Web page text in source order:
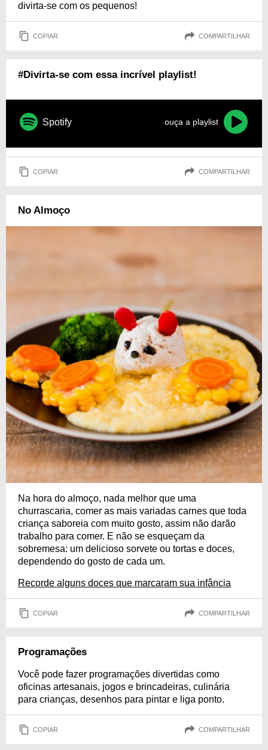
divirta-se com os pequenos!
COPIAR COMPARTILHAR
#Divirta-se com essa incrível playlist!
Spotify ouça a playlist
COPIAR COMPARTILHAR
No Almoço
Na hora do almoço, nada melhor que uma
churrascaria, comer as mais variadas carnes que toda
criança saboreia com muito gosto, assim não darão
trabalho para comer. E não se esqueçam da
sobremesa: um delicioso sorvete ou tortas e doces,
dependendo do gosto de cada um.
Recorde alguns doces que marcaram sua infância
COPIAR COMPARTILHAR
Programações
Você pode fazer programações divertidas como
oficinas artesanais, jogos e brincadeiras, culinária
para crianças, desenhos para pintar e liga ponto.
COPIAR COMPARTILHAR